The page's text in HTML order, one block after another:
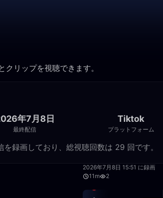
リップを視聴できます。
年7月8日
最終配信
Tiktok
プラットフォーム
録画しており、総視聴回数は 29 回です。
2026年7月8日 15:51 に録画
11m
2